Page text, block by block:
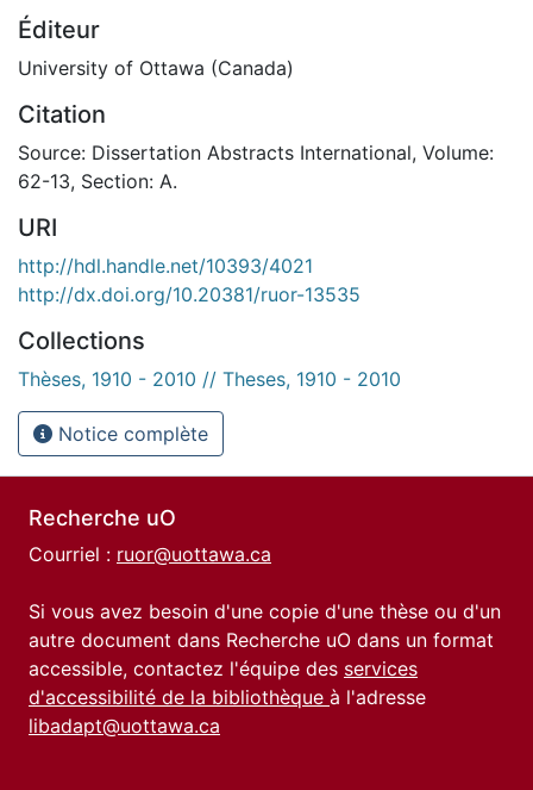
Éditeur
University of Ottawa (Canada)
Citation
Source: Dissertation Abstracts International, Volume:
62-13, Section: A.
URI
http://hdl.handle.net/10393/4021
http://dx.doi.org/10.20381/ruor-13535
Collections
Thèses, 1910 - 2010 // Theses, 1910 - 2010
Notice complète
Recherche uO
Courriel : ruor@uottawa.ca
Si vous avez besoin d'une copie d'une thèse ou d'un
autre document dans Recherche uO dans un format
accessible, contactez l'équipe des services
d'accessibilité de la bibliothèque à l'adresse
libadapt@uottawa.ca